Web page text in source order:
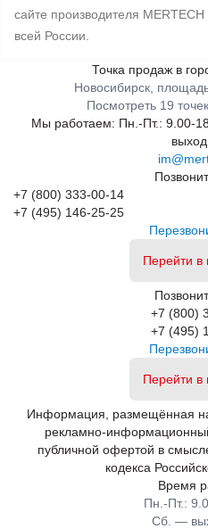
сайте производителя
всей России.
Точка продаж в
Новосибирск,
Посмотреть 19
Мы работаем: Пн.-Пт.: 9.00-
+7 (800) 333-00-14
+7 (495) 146-25-25
Перейти в
+7 (800)
+7 (495)
Перейти в
Информация, размещённая
рекламно-
публичной офертой в
кодекса
Время
Пн.-Пт.:
Сб. —